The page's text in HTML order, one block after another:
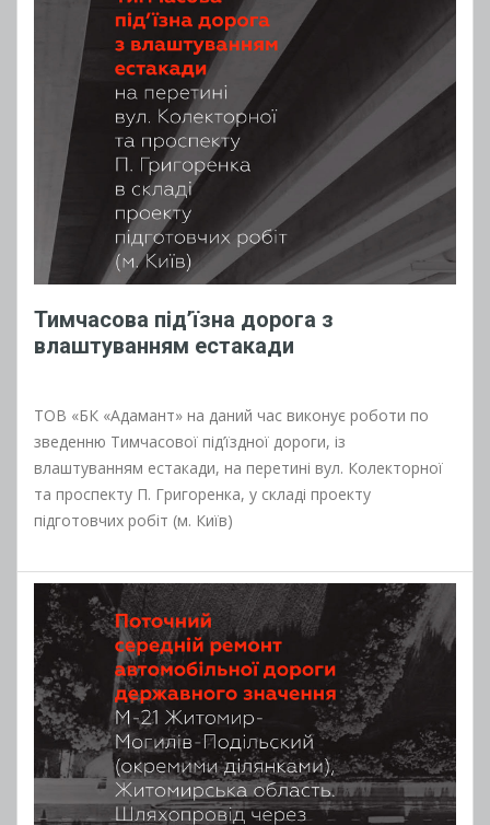
Тимчасова під’їзна дорога з
влаштуванням естакади
ТОВ «БК «Адамант» на даний час виконує роботи по
зведенню Тимчасової під’їздної дороги, із
влаштуванням естакади, на перетині вул. Колекторної
та проспекту П. Григоренка, у складі проекту
підготовчих робіт (м. Київ)